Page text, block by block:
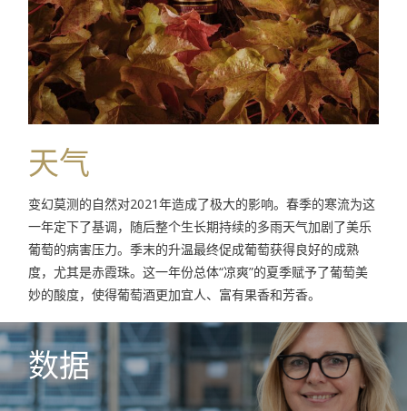
天气
变幻莫测的自然对2021年造成了极大的影响。春季的寒流为这
一年定下了基调，随后整个生长期持续的多雨天气加剧了美乐
葡萄的病害压力。季末的升温最终促成葡萄获得良好的成熟
度，尤其是赤霞珠。这一年份总体“凉爽”的夏季赋予了葡萄美
妙的酸度，使得葡萄酒更加宜人、富有果香和芳香。
数据